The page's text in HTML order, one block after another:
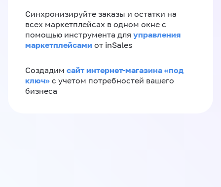
Синхронизируйте заказы и остатки на
всех маркетплейсах в одном окне с
помощью инструмента для управления
маркетплейсами от inSales
Создадим сайт интернет-магазина «под
ключ» с учетом потребностей вашего
бизнеса